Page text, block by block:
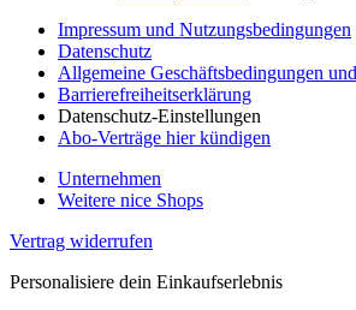
Impressum und Nutzungsbedingungen
Datenschutz
Allgemeine Geschäftsbedingungen
Barrierefreiheitserklärung
Datenschutz-Einstellungen
Abo-Verträge hier kündigen
Unternehmen
Weitere nice Shops
Vertrag widerrufen
Personalisiere dein Einkaufserlebnis